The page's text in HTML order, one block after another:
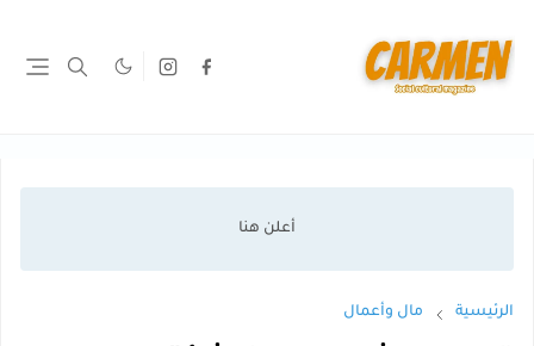
الرئيسية مال وأعمال